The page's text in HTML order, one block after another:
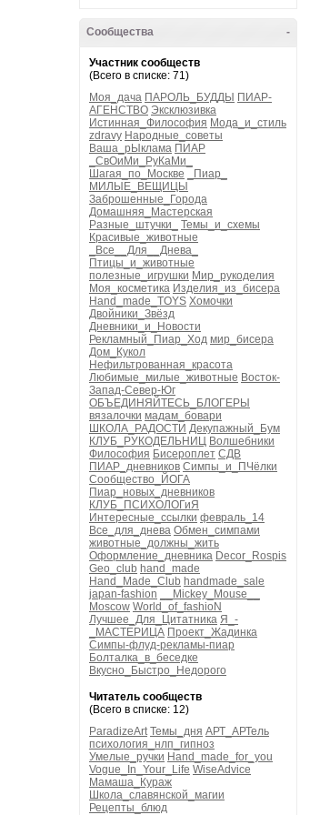
-
Сообщества
Участник сообществ
(Всего в списке: 71)
Моя_дача ПАРОЛЬ_БУДДЫ ПИАР-
АГЕНСТВО Эксклюзивка
Истинная_Философия Мода_и_стиль
zdravy Народные_советы
Ваша_рЫклама ПИАР
_СвОиМи_РуКаМи_
Шагая_по_Москве
_Пиар_
МИЛЫЕ_ВЕЩИЦЫ
Заброшенные_Города
Домашняя_Мастерская
Разные_штучки_
Темы_и_схемы
Красивые_животные
_Все__Для__Днева_
Птицы_и_животные
полезные_игрушки Мир_рукоделия
Моя_косметика Изделия_из_бисера
Hand_made_TOYS Хомочки
Двойники_Звёзд
Дневники_и_Новости
Рекламный_Пиар_Ход мир_бисера
Дом_Кукол
Нефильтрованная_красота
Любимые_милые_животные Восток-
Запад-Север-Юг
ОБЪЕДИНЯЙТЕСЬ_БЛОГЕРЫ
вязалочки мадам_бовари
ШКОЛА_РАДОСТИ Декупажный_Бум
КЛУБ_РУКОДЕЛЬНИЦ Волшебники
Философия Бисероплет СДВ
ПИАР_дневников Симпы_и_ПЧёлки
Сообщество_ЙОГА
Пиар_новых_дневников
КЛУБ_ПСИХОЛОГиЯ
Интересные_ссылки февраль_14
Все_для_днева Обмен_симпами
животные_должны_жить
Оформление_дневника Decor_Rospis
Geo_club hand_made
Hand_Made_Club handmade_sale
japan-fashion
__Mickey_Mouse__
Moscow World_of_fashioN
Лучшее_Для_Цитатника Я_-
_МАСТЕРИЦА Проект_Жадинка
Симпы-флуд-рекламы-пиар
Болталка_в_беседке
Вкусно_Быстро_Недорого
Читатель сообществ
(Всего в списке: 12)
ParadizeArt Темы_дня АРТ_АРТель
психология_нлп_гипноз
Умелые_ручки Hand_made_for_you
Vogue_In_Your_Life WiseAdvice
Мамаша_Кураж
Школа_славянской_магии
Рецепты_блюд